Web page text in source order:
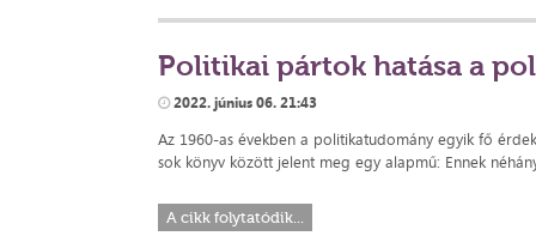
Politikai pártok hatása a
2022. június 06. 21:43
Az 1960-as években a politikatudomány egyik fő
sok könyv között jelent meg egy alapmű: Ennek
A cikk folytatódik...